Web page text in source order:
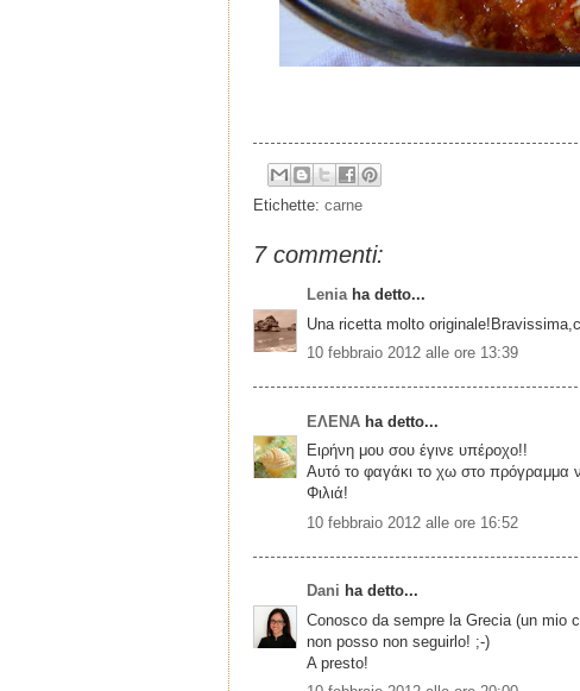
Etichette: carne
7 commenti:
Leniaha detto...
Una ricetta molto
10 febbraio 2012 alle ore 13:39
ΕΛΕΝΑ ha detto...
Ειρήνη μου σου έγινε υπέροχο!!
Αυτό το φαγάκι το χω στο πρόγραμμα
Φιλιά!
10 febbraio 2012 alle ore 16:52
Dani ha detto...
Conosco da sempre la Grecia (un mio
non posso non seguirlo! ;-)
A presto!